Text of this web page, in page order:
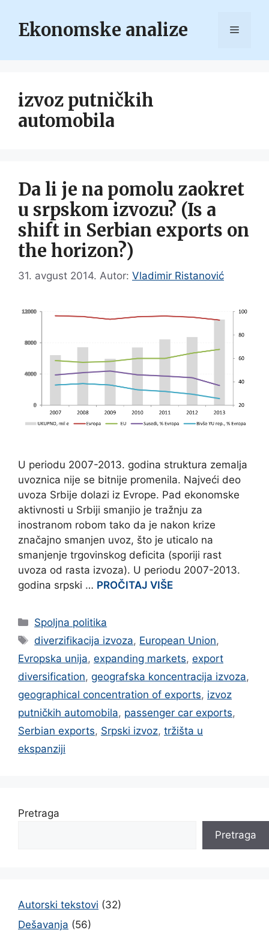
contentEkonomske analize Menu
izvoz putničkih
automobila
Da li je na pomolu zaokret
u srpskom izvozu? (Is a
shift in Serbian exports on
the horizon?)
31. avgust 2014. Autor: Vladimir Ristanović
U periodu 2007-2013. godina struktura zemalja
uvoznica nije se bitnije promenila. Najveći deo
uvoza Srbije dolazi iz Evrope. Pad ekonomske
aktivnosti u Srbiji smanjio je tražnju za
inostranom robom tako da je nakon krize
značajno smanjen uvoz, što je uticalo na
smanjenje trgovinskog deficita (sporiji rast
uvoza od rasta izvoza). U periodu 2007-2013.
godina srpski … PROČITAJ VIŠE
Categories
Spoljna politika
Tags
diverzifikacija izvoza, European Union,
Evropska unija, expanding markets, export
diversification, geografska koncentracija izvoza,
geographical concentration of exports, izvoz
putničkih automobila, passenger car exports,
Serbian exports, Srpski izvoz, tržišta u
ekspanziji
Pretraga
Pretraga
Autorski tekstovi (32)
Dešavanja (56)